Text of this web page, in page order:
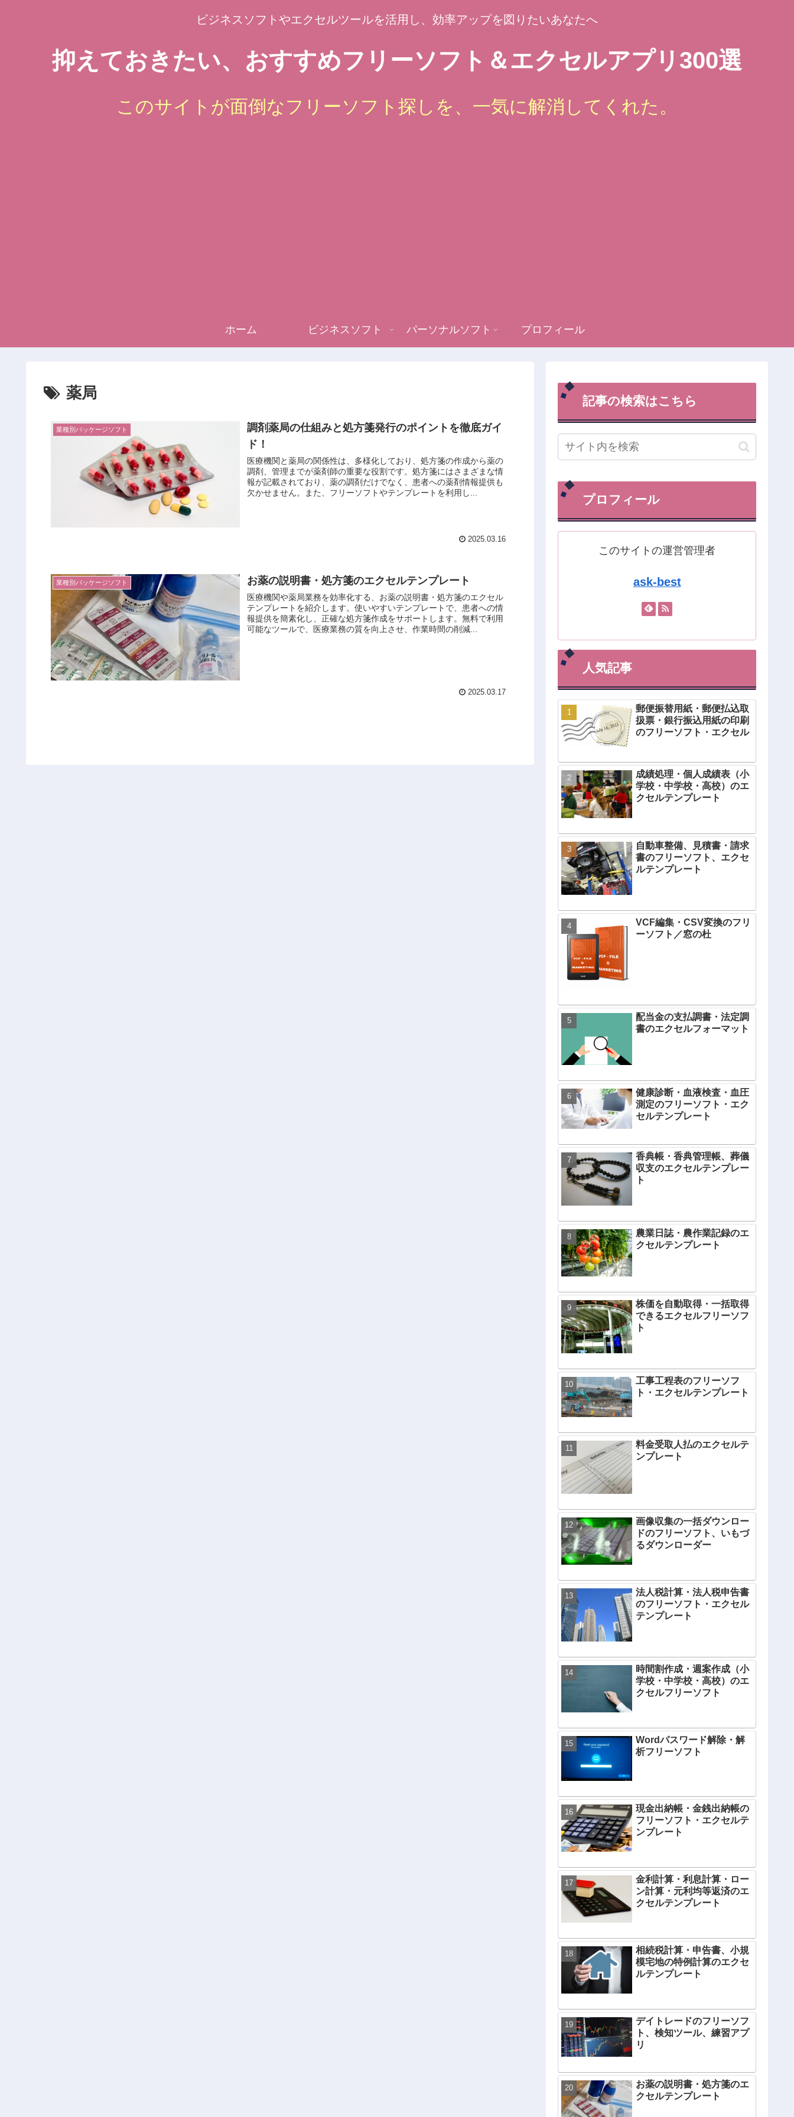
ビジネスソフトやエクセルツールを活用し、効率アップを図りたいあなたへ
抑えておきたい、おすすめフリーソフト＆エクセルアプリ300選
このサイトが面倒なフリーソフト探しを、一気に解消してくれた。
ホーム ビジネスソフト パーソナルソフト プロフィール
薬局
業種別パッケージソフト
調剤薬局の仕組みと処方箋発行のポイントを徹底ガイ
ド！
医療機関と薬局の関係性は、多様化しており、処方箋の作成から薬の
調剤、管理までが薬剤師の重要な役割です。処方箋にはさまざまな情
報が記載されており、薬の調剤だけでなく、患者への薬剤情報提供も
欠かせません。また、フリーソフトやテンプレートを利用し...
2025.03.16
業種別パッケージソフト お薬の説明書・処方箋のエクセルテンプレート
医療機関や薬局業務を効率化する、お薬の説明書・処方箋のエクセル
テンプレートを紹介します。使いやすいテンプレートで、患者への情
報提供を簡素化し、正確な処方箋作成をサポートします。無料で利用
可能なツールで、医療業務の質を向上させ、作業時間の削減...
2025.03.17
記事の検索はこちら
プロフィール
このサイトの運営管理者
ask-best
人気記事
郵便振替用紙・郵便払込取
扱票・銀行振込用紙の印刷
のフリーソフト・エクセル
成績処理・個人成績表（小
学校・中学校・高校）のエ
クセルテンプレート
自動車整備、見積書・請求
書のフリーソフト、エクセ
ルテンプレート
VCF編集・CSV変換のフリ
ーソフト／窓の杜
配当金の支払調書・法定調
書のエクセルフォーマット
健康診断・血液検査・血圧
測定のフリーソフト・エク
セルテンプレート
香典帳・香典管理帳、葬儀
収支のエクセルテンプレー
ト
農業日誌・農作業記録のエ
クセルテンプレート
株価を自動取得・一括取得
できるエクセルフリーソフ
ト
工事工程表のフリーソフ
ト・エクセルテンプレート
料金受取人払のエクセルテ
ンプレート
画像収集の一括ダウンロー
ドのフリーソフト、いもづ
るダウンローダー
法人税計算・法人税申告書
のフリーソフト・エクセル
テンプレート
時間割作成・週案作成（小
学校・中学校・高校）のエ
クセルフリーソフト
Wordパスワード解除・解
析フリーソフト
現金出納帳・金銭出納帳の
フリーソフト・エクセルテ
ンプレート
金利計算・利息計算・ロー
ン計算・元利均等返済のエ
クセルテンプレート
相続税計算・申告書、小規
模宅地の特例計算のエクセ
ルテンプレート
デイトレードのフリーソフ
ト、検知ツール、練習アプ
リ
お薬の説明書・処方箋のエ
クセルテンプレート